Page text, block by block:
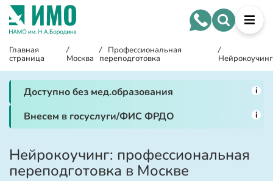
Главная
страница
/
Москва
/ Профессиональная
переподготовка
/
Нейрокоучинг
Доступно без мед.образования i
Внесем в госуслуги/ФИС ФРДО i
Нейрокоучинг: профессиональная
переподготовка в Москве